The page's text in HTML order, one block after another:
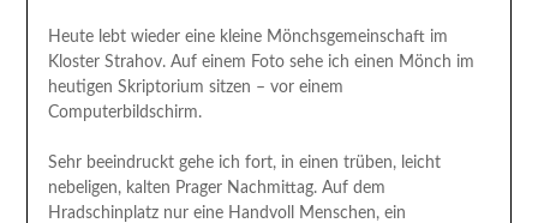
Heute lebt wieder eine kleine Mönchsgemeinschaft im
Kloster Strahov. Auf einem Foto sehe ich einen Mönch im
heutigen Skriptorium sitzen – vor einem
Computerbildschirm.
Sehr beeindruckt gehe ich fort, in einen trüben, leicht
nebeligen, kalten Prager Nachmittag. Auf dem
Hradschinplatz nur eine Handvoll Menschen, ein